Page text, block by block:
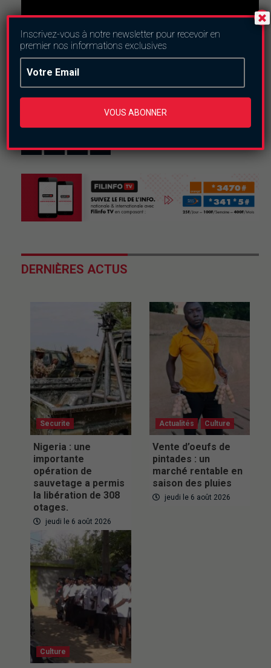
DERNIÈRES ACTUS
Securite
Nigeria : une
importante
opération de
sauvetage a permis
la libération de 308
otages.
jeudi le 6 août 2026
Actualités Culture
Vente d’oeufs de
pintades : un
marché rentable en
saison des pluies
jeudi le 6 août 2026
Culture
Inscrivez-vous à notre newsletter pour recevoir en
premier nos informations exclusives
VOUS ABONNER